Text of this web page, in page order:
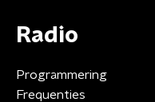
Radio
Programmering
Frequenties